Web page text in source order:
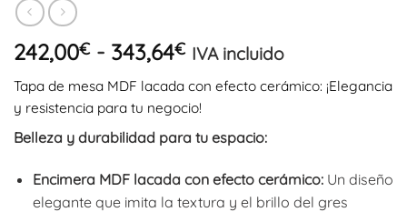
242,00€ - 343,64€Rango
precios:
desde
242,00€
343,64€
IVA incluido
Tapa de mesa MDF lacada con efecto cerámico: ¡Elegancia
y resistencia para tu negocio!
Belleza y durabilidad para tu espacio:
Encimera MDF lacada con efecto cerámico:Un diseño
elegante que imita la textura y el brillo del gres